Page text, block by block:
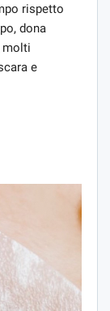
rispetto
dona
molti
e